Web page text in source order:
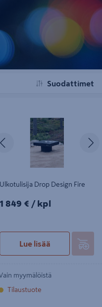
Suodattimet
Edellinen
Ulkotulisija Drop Design Fire
1849€/kpl
1 849 € / kpl
Lue lisää
myymälöistä
Tilaustuote